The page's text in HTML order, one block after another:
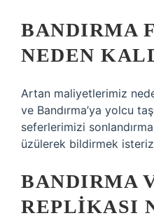
BANDIRMA
NEDEN
Artan maliyetlerimiz
ve Bandırma’ya yolcu
seferlerimizi
üzülerek bildirmek
BANDIRMA
REPLIKASI